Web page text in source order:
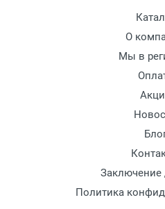
О
Мы в
Заключение
Политика